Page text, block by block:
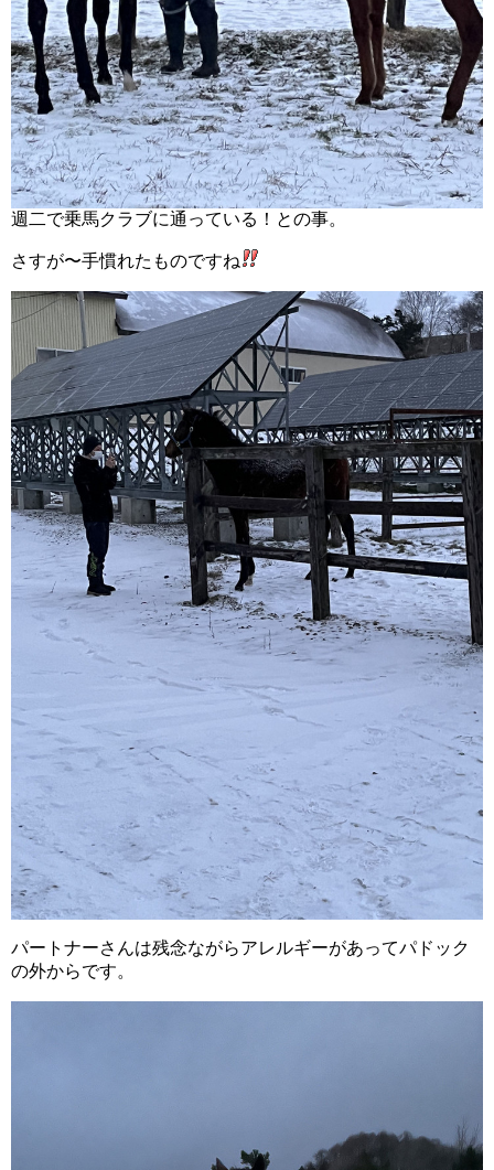
週二で乗馬クラブに通っている！との事。
さすが〜手慣れたものですね
パートナーさんは残念ながらアレルギーがあってパドック
の外からです。